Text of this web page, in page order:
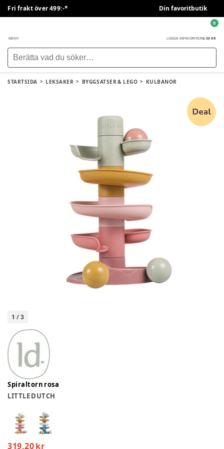
Fri frakt över 499:-* Din favoritbutik
MENY LOGGA IN FAVORITER0,00 KR
0
STARTSIDA LEKSAKER BYGGSATSER & LEGO KULBANOR
1 /3
Spiraltorn rosa
LITTLE DUTCH
319,20 kr